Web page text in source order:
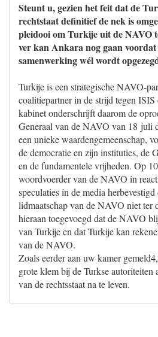
Steunt u, gezien het feit dat de
rechtstaat definitief de nek is
pleidooi om Turkije uit de NAVO
ver kan Ankara nog gaan
samenwerking wél wordt
Turkije is een strategische NAVO-
coalitiepartner in de strijd tegen
kabinet onderschrijft daarom de
Generaal van de NAVO van 18 juli
een unieke waardengemeenschap,
de democratie en zijn instituties, de
en de fundamentele vrijheden. Op
woordvoerder van de NAVO in
speculaties in de media
lidmaatschap van de NAVO niet ter
hieraan toegevoegd dat de NAVO
van Turkije en dat Turkije kan
van de NAVO.
Zoals eerder aan uw kamer
grote klem bij de Turkse autoriteiten
van de rechtsstaat na te leven.